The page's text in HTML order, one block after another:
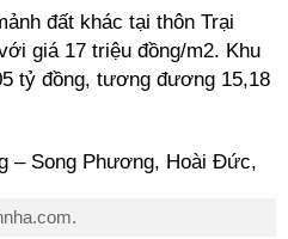
đất khác tại thôn Trại
giá 17 triệu đồng/m2. Khu
tỷ đồng, tương đương 15,18